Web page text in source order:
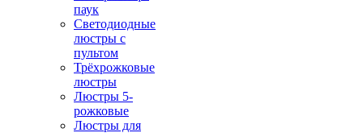
паук
Светодиодные
люстры с
пультом
Трёхрожковые
люстры
Люстры 5-
рожковые
Люстры для